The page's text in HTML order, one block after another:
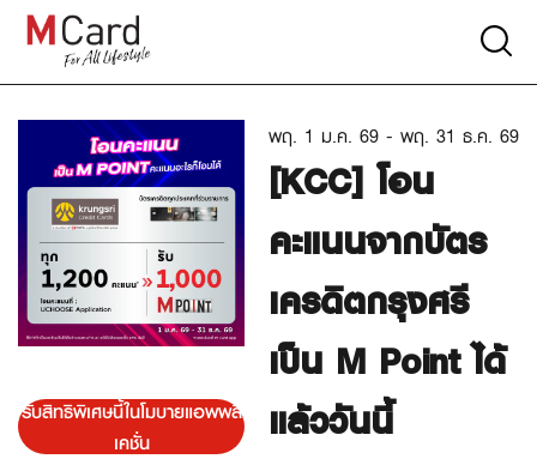
รับสิทธิพิเศษนี้ในโมบายแอพพลิ
เคชั่น
พฤ. 1 ม.ค. 69 - พฤ. 31 ธ.ค. 69
[KCC] โอน
คะแนนจากบัตร
เครดิตกรุงศรี
เป็น M Point ได้
แล้ววันนี้